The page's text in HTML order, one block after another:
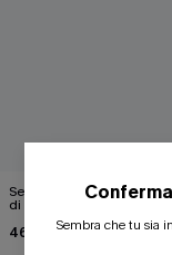
Set bikini blu "C'era bisogno
di essere lì"
46,00 €Sembra che tu sia in